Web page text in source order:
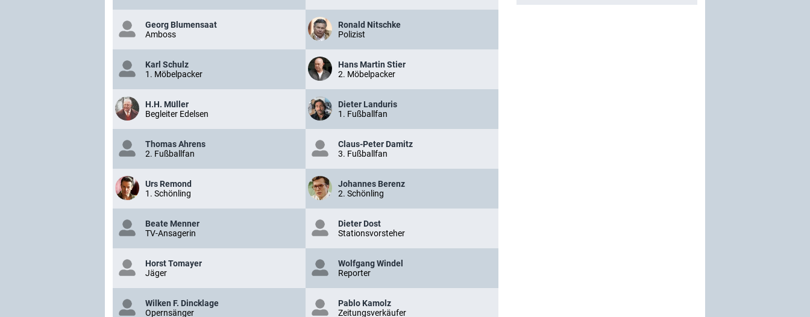
Georg Blumensaat
Amboss
Ronald Nitschke
Polizist
Karl Schulz
1. Möbelpacker
Hans Martin Stier
2. Möbelpacker
H.H. Müller
Begleiter Edelsen
Dieter Landuris
1. Fußballfan
Thomas Ahrens
2. Fußballfan
Claus-Peter Damitz
3. Fußballfan
Urs Remond
1. Schönling
Johannes Berenz
2. Schönling
Beate Menner
TV-Ansagerin
Dieter Dost
Stationsvorsteher
Horst Tomayer
Jäger
Wolfgang Windel
Reporter
Wilken F. Dincklage
Opernsänger
Pablo Kamolz
Zeitungsverkäufer